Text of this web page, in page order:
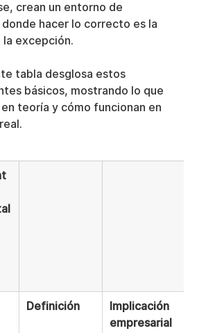
crean un entorno de
hacer lo correcto es la
la excepción.
tabla desglosa estos
básicos, mostrando lo que
teoría y cómo funcionan en
Definición
Implicación
empresarial